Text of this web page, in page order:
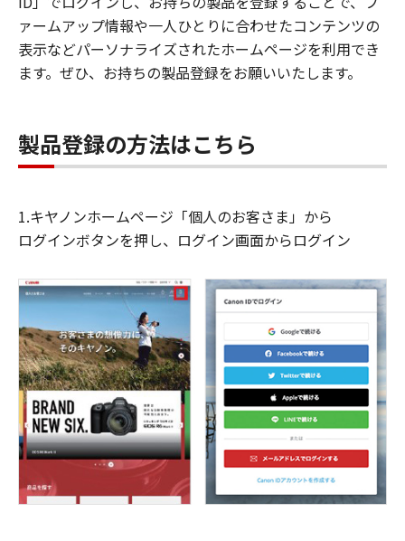
ァームアップ情報や一人ひとりに合わせたコンテンツの
表示などパーソナライズされたホームページを利用でき
ます。ぜひ、お持ちの製品登録をお願いいたします。
製品登録の方法はこちら
1.キヤノンホームページ「個人のお客さま」から
ログインボタンを押し、ログイン画面からログイン